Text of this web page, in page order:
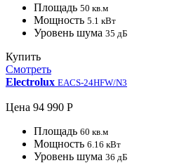
Площадь 50 кв.м
Мощность 5.1 кВт
Уровень шума 35 дБ
Купить
Смотреть
Electrolux EACS-24HFW/N3
Цена 94 990 Р
Площадь 60 кв.м
Мощность 6.16 кВт
Уровень шума 36 дБ